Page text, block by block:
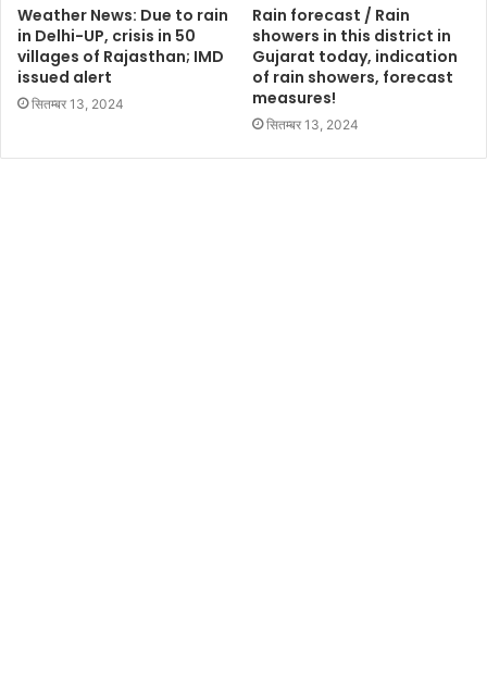
Weather News: Due to rain
in Delhi-UP, crisis in 50
villages of Rajasthan; IMD
issued alert
सितम्बर 13, 2024
Rain forecast / Rain
showers in this district in
Gujarat today, indication
of rain showers, forecast
measures!
सितम्बर 13, 2024